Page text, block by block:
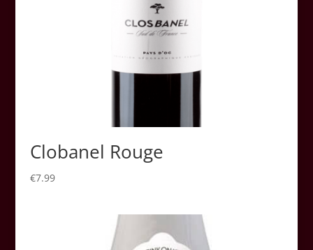
Clobanel Rouge
€7.99